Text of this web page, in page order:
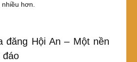
hơn.
đăng Hội An – Một nền
đáo